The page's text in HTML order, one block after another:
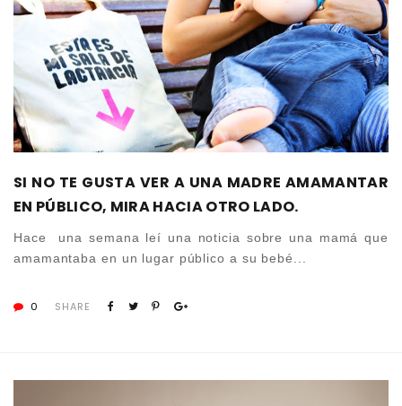
SI NO TE GUSTA VER A UNA MADRE AMAMANTAR
EN PÚBLICO, MIRA HACIA OTRO LADO.
Hace una semana leí una noticia sobre una mamá que
amamantaba en un lugar público a su bebé...
0 SHARE